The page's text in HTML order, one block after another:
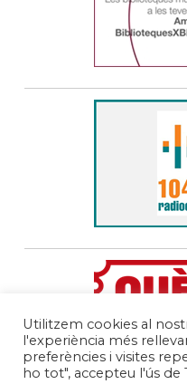
Utilitzem cookies al
l'experiència més
preferències i visites
ho tot", accepteu l'ús de